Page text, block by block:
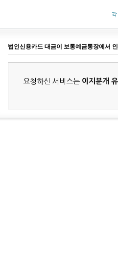
각
법인신용카드 대금이 보통예금통장에서
요청하신 서비스는 이지분개